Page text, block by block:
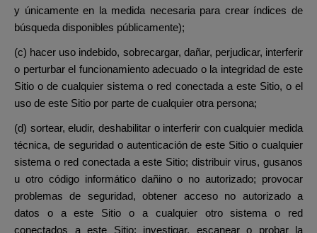
y únicamente en la medida necesaria para crear índices de
búsqueda disponibles públicamente);
(c) hacer uso indebido, sobrecargar, dañar, perjudicar, interferir
o perturbar el funcionamiento adecuado o la integridad de este
Sitio o de cualquier sistema o red conectada a este Sitio, o el
uso de este Sitio por parte de cualquier otra persona;
(d) sortear, eludir, deshabilitar o interferir con cualquier medida
técnica, de seguridad o autenticación de este Sitio o cualquier
sistema o red conectada a este Sitio; distribuir virus, gusanos
u otro código informático dañino o no autorizado; provocar
problemas de seguridad, obtener acceso no autorizado a
datos o a este Sitio o a cualquier otro sistema o red
conectados a este Sitio; investigar, escanear o probar la